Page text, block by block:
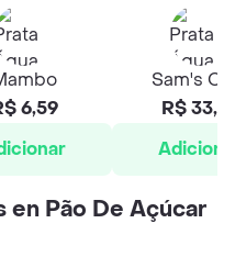
6,59
Sam's
R$
en Pão De Açúcar